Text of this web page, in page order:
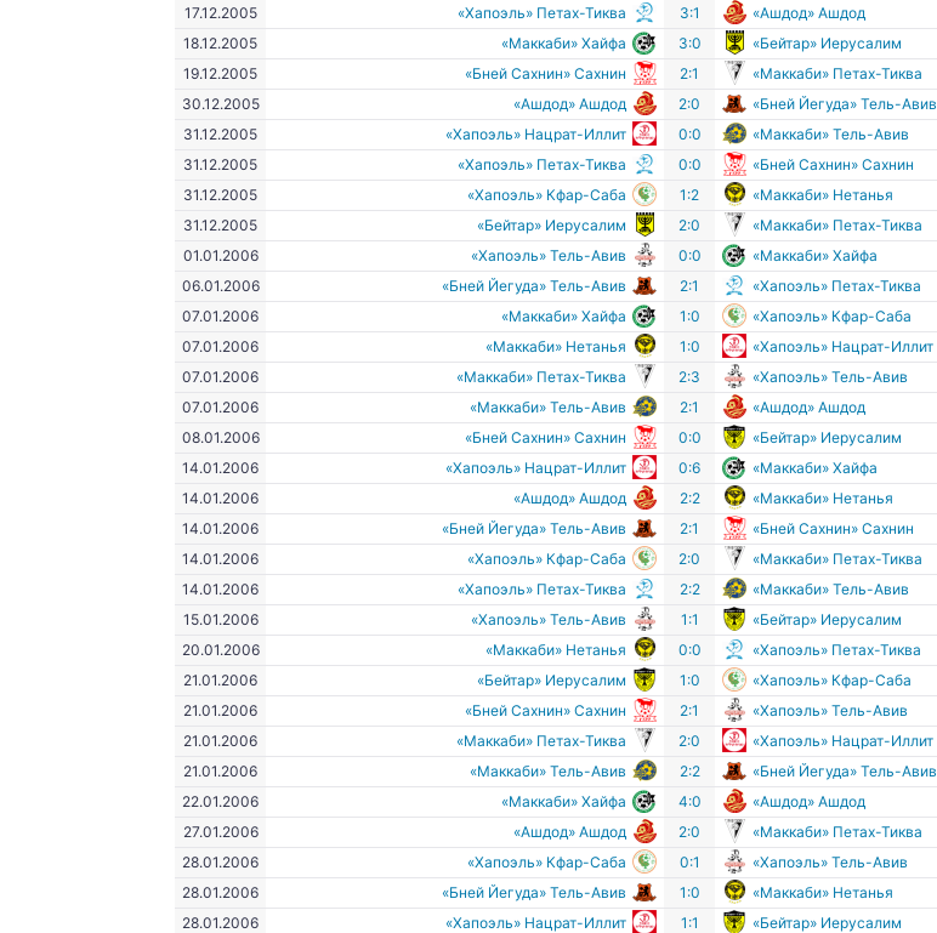
17.12.2005
«Хапоэль» Петах-Тиква 3:1 «Ашдод» Ашдод
18.12.2005
«Маккаби» Хайфа 3:0 «Бейтар» Иерусалим
19.12.2005
«Бней Сахнин» Сахнин 2:1 «Маккаби» Петах-Тиква
30.12.2005
«Ашдод» Ашдод 2:0 «Бней Йегуда» Тель-Авив
31.12.2005
«Хапоэль» Нацрат-Иллит 0:0 «Маккаби» Тель-Авив
31.12.2005
«Хапоэль» Петах-Тиква 0:0 «Бней Сахнин» Сахнин
31.12.2005
«Хапоэль» Кфар-Саба 1:2 «Маккаби» Нетанья
31.12.2005
«Бейтар» Иерусалим 2:0 «Маккаби» Петах-Тиква
01.01.2006
«Хапоэль» Тель-Авив 0:0 «Маккаби» Хайфа
06.01.2006
«Бней Йегуда» Тель-Авив 2:1 «Хапоэль» Петах-Тиква
07.01.2006
«Маккаби» Хайфа 1:0 «Хапоэль» Кфар-Саба
07.01.2006
«Маккаби» Нетанья 1:0 «Хапоэль» Нацрат-Иллит
07.01.2006
«Маккаби» Петах-Тиква 2:3 «Хапоэль» Тель-Авив
07.01.2006
«Маккаби» Тель-Авив 2:1 «Ашдод» Ашдод
08.01.2006
«Бней Сахнин» Сахнин 0:0 «Бейтар» Иерусалим
14.01.2006
«Хапоэль» Нацрат-Иллит 0:6 «Маккаби» Хайфа
14.01.2006
«Ашдод» Ашдод 2:2 «Маккаби» Нетанья
14.01.2006
«Бней Йегуда» Тель-Авив 2:1 «Бней Сахнин» Сахнин
14.01.2006
«Хапоэль» Кфар-Саба 2:0 «Маккаби» Петах-Тиква
14.01.2006
«Хапоэль» Петах-Тиква 2:2 «Маккаби» Тель-Авив
15.01.2006
«Хапоэль» Тель-Авив 1:1 «Бейтар» Иерусалим
20.01.2006
«Маккаби» Нетанья 0:0 «Хапоэль» Петах-Тиква
21.01.2006
«Бейтар» Иерусалим 1:0 «Хапоэль» Кфар-Саба
21.01.2006
«Бней Сахнин» Сахнин 2:1 «Хапоэль» Тель-Авив
21.01.2006
«Маккаби» Петах-Тиква 2:0 «Хапоэль» Нацрат-Иллит
21.01.2006
«Маккаби» Тель-Авив 2:2 «Бней Йегуда» Тель-Авив
22.01.2006
«Маккаби» Хайфа 4:0 «Ашдод» Ашдод
27.01.2006
«Ашдод» Ашдод 2:0 «Маккаби» Петах-Тиква
28.01.2006
«Хапоэль» Кфар-Саба 0:1 «Хапоэль» Тель-Авив
28.01.2006
«Бней Йегуда» Тель-Авив 1:0 «Маккаби» Нетанья
28.01.2006
«Хапоэль» Нацрат-Иллит 1:1 «Бейтар» Иерусалим